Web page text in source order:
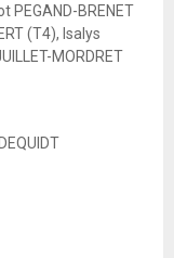
PEGAND-BRENET
(T4), Isalys
MORDRET